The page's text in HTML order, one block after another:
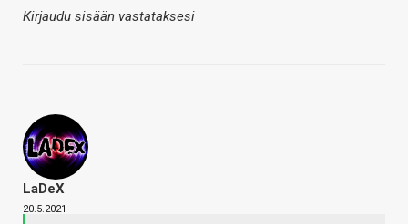
Kirjaudu sisään vastataksesi
LaDeX
20.5.2021